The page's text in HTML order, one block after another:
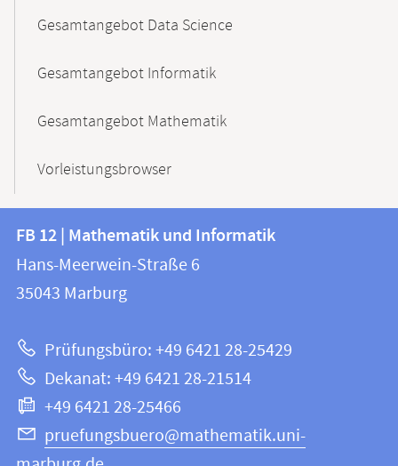
Gesamtangebot Data Science
Gesamtangebot Informatik
Gesamtangebot Mathematik
Vorleistungsbrowser
Kontakt
und
Informationen
Website
FB
12
|
und
Informatik
FB 12 | Mathematik und Informatik
Hans-Meerwein-Straße 6
35043 Marburg
Prüfungsbüro: +49 6421 28-25429
Dekanat: +49 6421 28-21514
+49 6421 28-25466
pruefungsbuero@mathematik.uni-